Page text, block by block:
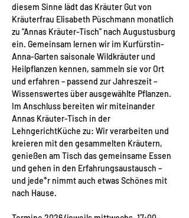
diesem Sinne lädt das Kräuter Gut von
Kräuterfrau Elisabeth Püschmann monatlich
zu “Annas Kräuter-Tisch” nach Augustusburg
ein. Gemeinsam lernen wir im Kurfürstin-
Anna-Garten saisonale Wildkräuter und
Heilpflanzen kennen, sammeln sie vor Ort
und erfahren – passend zur Jahreszeit –
Wissenswertes über ausgewählte Pflanzen.
Im Anschluss bereiten wir miteinander
Annas Kräuter-Tisch in der
LehngerichtKüche zu: Wir verarbeiten und
kreieren mit den gesammelten Kräutern,
genießen am Tisch das gemeinsame Essen
und gehen in den Erfahrungsaustausch –
und jede*r nimmt auch etwas Schönes mit
nach Hause.